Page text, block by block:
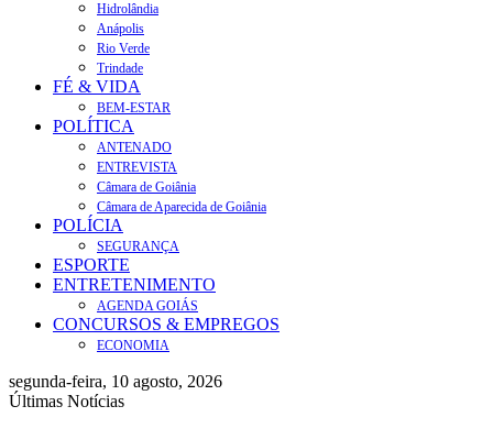
Hidrolândia
Anápolis
Rio Verde
Trindade
FÉ & VIDA
BEM-ESTAR
POLÍTICA
ANTENADO
ENTREVISTA
Câmara de Goiânia
Câmara de Aparecida de Goiânia
POLÍCIA
SEGURANÇA
ESPORTE
ENTRETENIMENTO
AGENDA GOIÁS
CONCURSOS & EMPREGOS
ECONOMIA
segunda-feira, 10 agosto, 2026
Últimas Notícias